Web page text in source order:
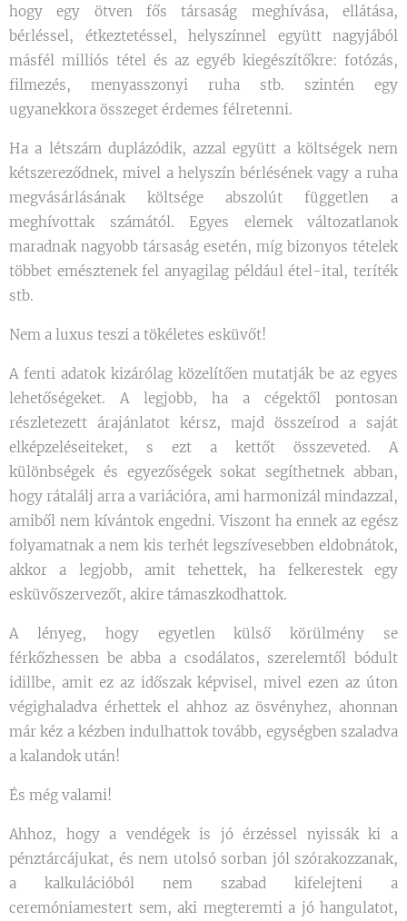
hogy egy ötven fős társaság meghívása, ellátása,
bérléssel, étkeztetéssel, helyszínnel együtt nagyjából
másfél milliós tétel és az egyéb kiegészítőkre: fotózás,
filmezés, menyasszonyi ruha stb. szintén egy
ugyanekkora összeget érdemes félretenni.
Ha a létszám duplázódik, azzal együtt a költségek nem
kétszereződnek, mivel a helyszín bérlésének vagy a ruha
megvásárlásának költsége abszolút független a
meghívottak számától. Egyes elemek változatlanok
maradnak nagyobb társaság esetén, míg bizonyos tételek
többet emésztenek fel anyagilag például étel-ital, teríték
stb.
Nem a luxus teszi a tökéletes esküvőt!
A fenti adatok kizárólag közelítően mutatják be az egyes
lehetőségeket. A legjobb, ha a cégektől pontosan
részletezett árajánlatot kérsz, majd összeírod a saját
elképzeléseiteket, s ezt a kettőt összeveted. A
különbségek és egyezőségek sokat segíthetnek abban,
hogy rátalálj arra a variációra, ami harmonizál mindazzal,
amiből nem kívántok engedni. Viszont ha ennek az egész
folyamatnak a nem kis terhét legszívesebben eldobnátok,
akkor a legjobb, amit tehettek, ha felkerestek egy
esküvőszervezőt, akire támaszkodhattok.
A lényeg, hogy egyetlen külső körülmény se
férkőzhessen be abba a csodálatos, szerelemtől bódult
idillbe, amit ez az időszak képvisel, mivel ezen az úton
végighaladva érhettek el ahhoz az ösvényhez, ahonnan
már kéz a kézben indulhattok tovább, egységben szaladva
a kalandok után!
És még valami!
Ahhoz, hogy a vendégek is jó érzéssel nyissák ki a
pénztárcájukat, és nem utolsó sorban jól szórakozzanak,
a kalkulációból nem szabad kifelejteni a
ceremóniamestert sem, aki megteremti a jó hangulatot,